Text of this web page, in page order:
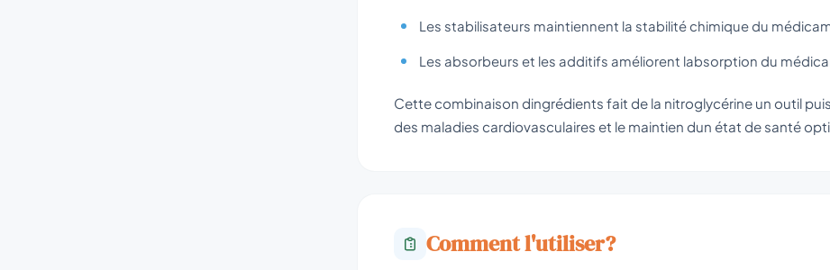
Les stabilisateurs maintiennent la stabilité chimique du
Les absorbeurs et les additifs améliorent labsorption du
Cette combinaison dingrédients fait de la nitroglycérine un outil
des maladies cardiovasculaires et le maintien dun état de santé
Comment l'utiliser?